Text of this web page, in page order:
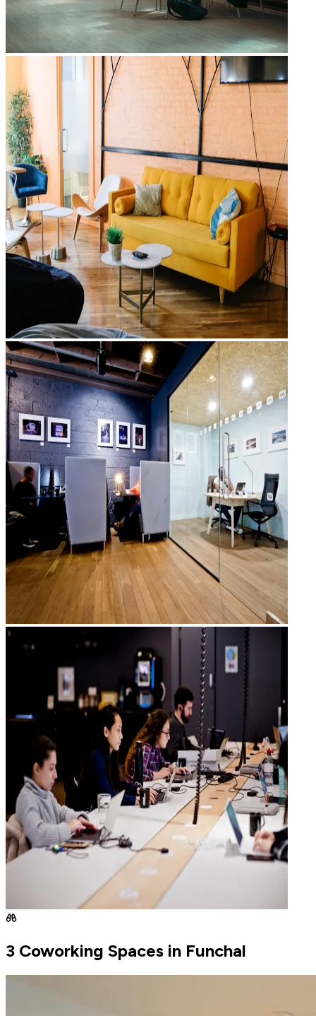
3 Coworking Spaces in Funchal